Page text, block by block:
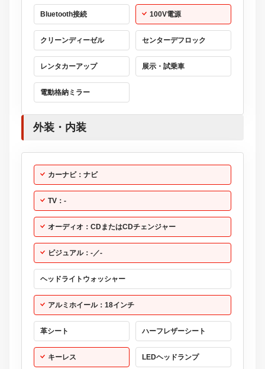
Bluetooth接続 100V電源
クリーンディーゼル センターデフロック
レンタカーアップ 展示・試乗車
電動格納ミラー
外装・内装
カーナビ：ナビ
TV：-
オーディオ：CDまたはCDチェンジャー
ビジュアル：-／-
ヘッドライトウォッシャー
アルミホイール：18インチ
革シート ハーフレザーシート
キーレス LEDヘッドランプ